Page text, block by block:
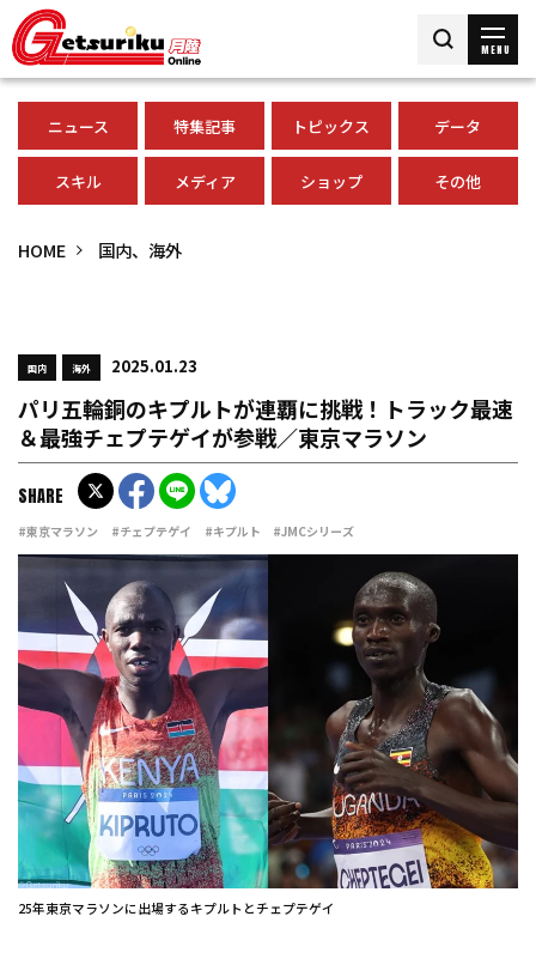
MENU
ニュース 特集記事 トピックス データ
スキル メディア ショップ その他
HOME 国内、海外
国内 海外 2025.01.23
パリ五輪銅のキプルトが連覇に挑戦！トラック最速
＆最強チェプテゲイが参戦／東京マラソン
#東京マラソン #チェプテゲイ #キプルト #JMCシリーズ
SHARE
25年東京マラソンに出場するキプルトとチェプテゲイ